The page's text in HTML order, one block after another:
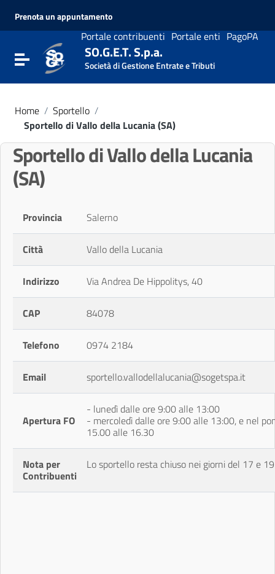
Vai al menu di navigazione
Prenota un appuntamento
Portale contribuenti Portale enti PagoPA
Attiva / disattiva la navigazione
SO.G.E.T. S.p.a.
Società di Gestione Entrate e Tributi
Home / Sportello /
Sportello di Vallo della Lucania (SA)
Sportello di Vallo della Lucania
(SA)
Provincia Salerno
Città Vallo della Lucania
Indirizzo Via Andrea De Hippolitys, 40
CAP 84078
Telefono 0974 2184
Email sportello.vallodellalucania@sogetspa.it
Apertura FO
- lunedì dalle ore 9:00 alle 13:00
- mercoledì dalle ore 9:00 alle 13:00, e nel
15.00 alle 16.30
Nota per
Contribuenti
Lo sportello resta chiuso nei giorni del 17 e